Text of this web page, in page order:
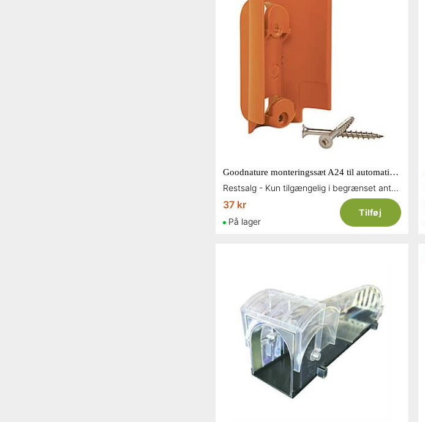
Goodnature monteringssæt A24 til automatisk muse-/rottefælde
Restsalg - Kun tilgængelig i begrænset antal og så længe lager haves
37 kr
På lager
Tilføj